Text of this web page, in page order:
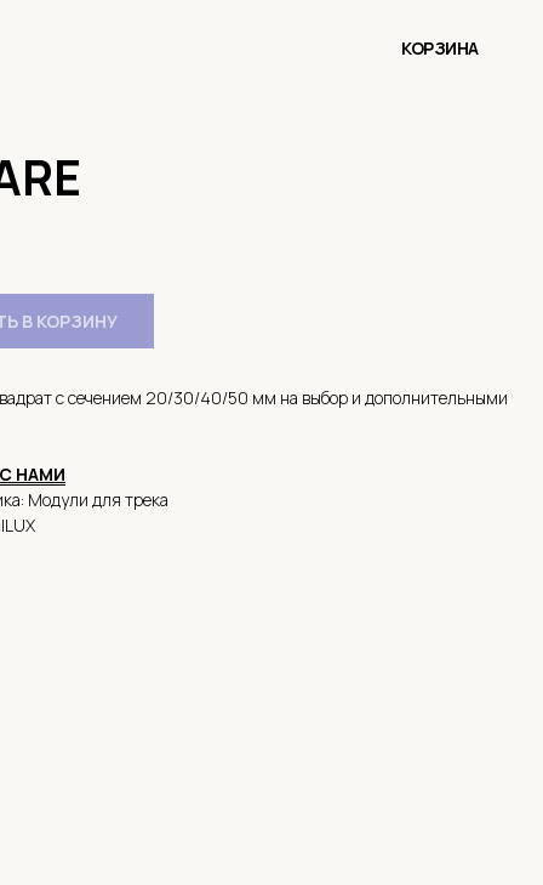
КОРЗИНА
В КОРЗИНУ
с сечением 20/30/40/50 мм на выбор и дополнительными
НАМИ
Модули для трека